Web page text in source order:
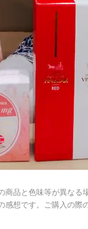
品と色味等が異なる
感想です。ご購入の際